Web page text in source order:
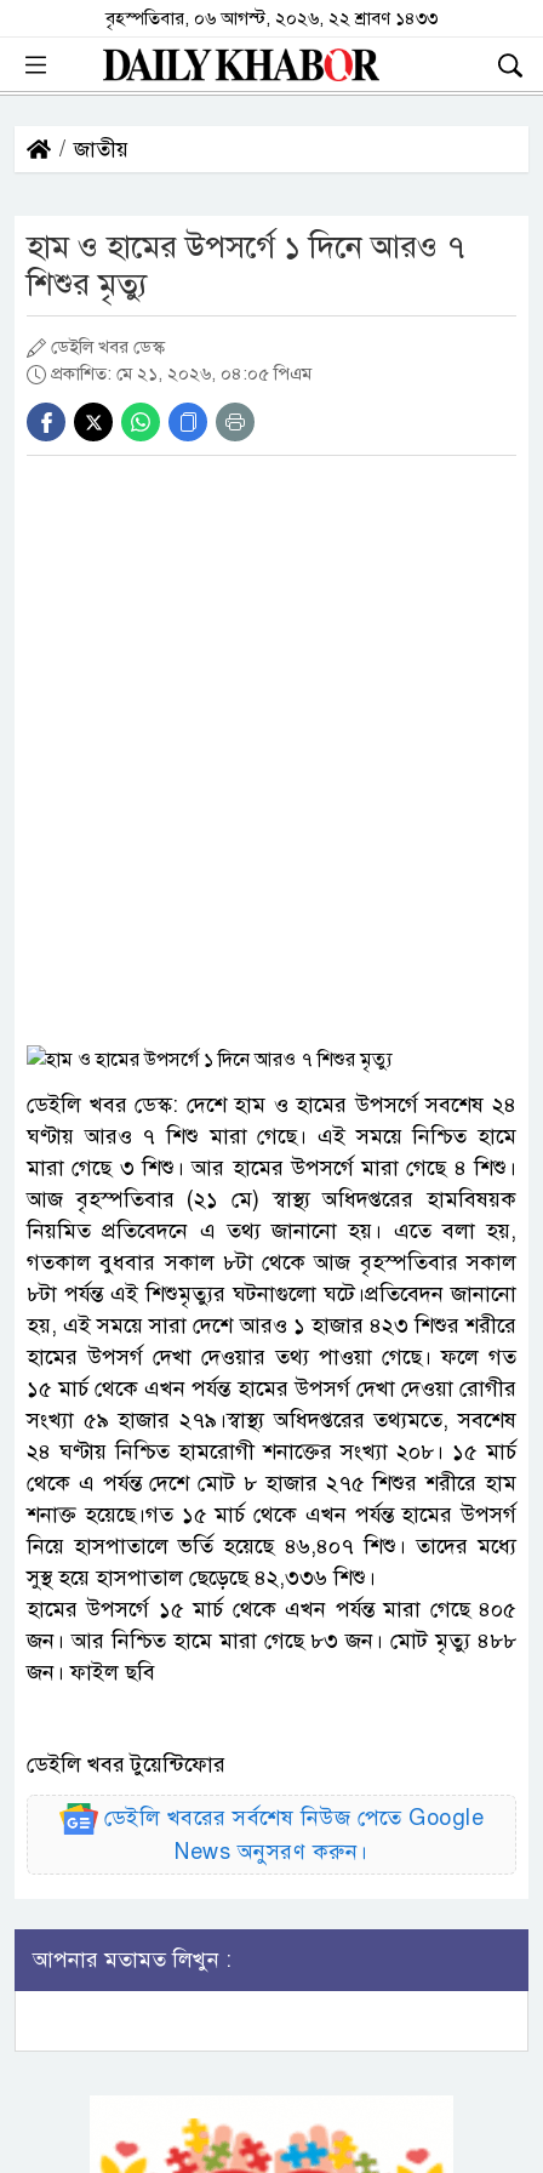
বৃহস্পতিবার, ০৬ আগস্ট, ২০২৬, ২২ শ্রাবণ ১৪৩৩
জাতীয়
হাম ও হামের উপসর্গে ১ দিনে আরও ৭
শিশুর মৃত্যু
ডেইলি খবর ডেস্ক
প্রকাশিত: মে ২১, ২০২৬, ০৪:০৫ পিএম
ডেইলি খবর ডেস্ক: দেশে হাম ও হামের উপসর্গে সবশেষ ২৪
ঘণ্টায় আরও ৭ শিশু মারা গেছে। এই সময়ে নিশ্চিত হামে
মারা গেছে ৩ শিশু। আর হামের উপসর্গে মারা গেছে ৪ শিশু।
আজ বৃহস্পতিবার (২১ মে) স্বাস্থ্য অধিদপ্তরের হামবিষয়ক
নিয়মিত প্রতিবেদনে এ তথ্য জানানো হয়। এতে বলা হয়,
গতকাল বুধবার সকাল ৮টা থেকে আজ বৃহস্পতিবার সকাল
৮টা পর্যন্ত এই শিশুমৃত্যুর ঘটনাগুলো ঘটে।প্রতিবেদন জানানো
হয়, এই সময়ে সারা দেশে আরও ১ হাজার ৪২৩ শিশুর শরীরে
হামের উপসর্গ দেখা দেওয়ার তথ্য পাওয়া গেছে। ফলে গত
১৫ মার্চ থেকে এখন পর্যন্ত হামের উপসর্গ দেখা দেওয়া রোগীর
সংখ্যা ৫৯ হাজার ২৭৯।স্বাস্থ্য অধিদপ্তরের তথ্যমতে, সবশেষ
২৪ ঘণ্টায় নিশ্চিত হামরোগী শনাক্তের সংখ্যা ২০৮। ১৫ মার্চ
থেকে এ পর্যন্ত দেশে মোট ৮ হাজার ২৭৫ শিশুর শরীরে হাম
শনাক্ত হয়েছে।গত ১৫ মার্চ থেকে এখন পর্যন্ত হামের উপসর্গ
নিয়ে হাসপাতালে ভর্তি হয়েছে ৪৬,৪০৭ শিশু। তাদের মধ্যে
সুস্থ হয়ে হাসপাতাল ছেড়েছে ৪২,৩৩৬ শিশু।
হামের উপসর্গে ১৫ মার্চ থেকে এখন পর্যন্ত মারা গেছে ৪০৫
জন। আর নিশ্চিত হামে মারা গেছে ৮৩ জন। মোট মৃত্যু ৪৮৮
জন। ফাইল ছবি
ডেইলি খবর টুয়েন্টিফোর
ডেইলি খবরের সর্বশেষ নিউজ পেতে Google
News অনুসরণ করুন।
আপনার মতামত লিখুন :